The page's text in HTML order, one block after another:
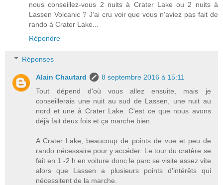
nous conseillez-vous 2 nuits à Crater Lake ou 2 nuits à
Lassen Volcanic ? J'ai cru voir que vous n'aviez pas fait de
rando à Crater Lake...
Répondre
Réponses
Alain Chautard
8 septembre 2016 à 15:11
Tout dépend d'où vous allez ensuite, mais je
conseillerais une nuit au sud de Lassen, une nuit au
nord et une à Crater Lake. C'est ce que nous avons
déjà fait deux fois et ça marche bien.
A Crater Lake, beaucoup de points de vue et peu de
rando nécessaire pour y accéder. Le tour du cratère se
fait en 1 -2 h en voiture donc le parc se visite assez vite
alors que Lassen a plusieurs points d'intérêts qui
nécessitent de la marche.